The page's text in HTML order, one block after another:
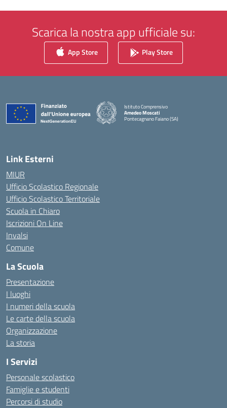
Scarica la nostra app ufficiale su:
App Store Play Store
Istituto Comprensivo
Amedeo Moscati
Pontecagnano Faiano (SA)
— Visita la pagina iniziale della scuola
Link Esterni
MIUR
Ufficio Scolastico Regionale
Ufficio Scolastico Territoriale
Scuola in Chiaro
Iscrizioni On Line
Invalsi
Comune
La Scuola
Presentazione
I luoghi
I numeri della scuola
Le carte della scuola
Organizzazione
La storia
I Servizi
Personale scolastico
Famiglie e studenti
Percorsi di studio